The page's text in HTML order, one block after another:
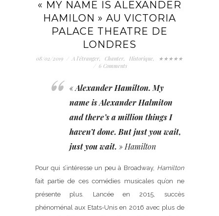
« MY NAME IS ALEXANDER
HAMILON » AU VICTORIA
PALACE THEATRE DE
LONDRES
08/02/2019 / A l'étranger Chanter Historique
★★★★★
/ 6 Comments
«Alexander Hamilton. My
name is Alexander Halmiton
and there’s a million things I
haven’t done. But just you wait,
just you wait. » Hamilton
Pour qui s’intéresse un peu à Broadway, Hamilton
fait partie de ces comédies musicales qu’on ne
présente plus. Lancée en 2015, succès
phénoménal aux Etats-Unis en 2016 avec plus de